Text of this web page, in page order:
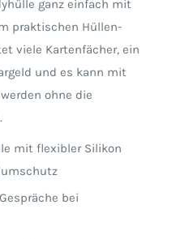
ganz einfach mit
praktischen Hüllen-
viele Kartenfächer, ein
und es kann mit
ohne die
mit flexibler Silikon
bei